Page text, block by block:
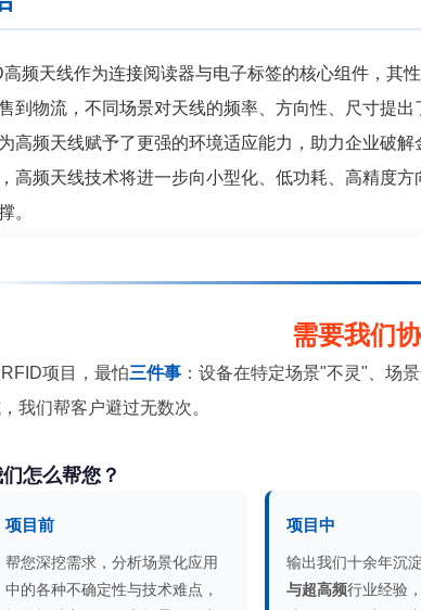
高频天线作为连接阅读器与电子标签的核心组件，其
到物流，不同场景对天线的频率、方向性、尺寸提
高频天线赋予了更强的环境适应能力，助力企业破
高频天线技术将进一步向小型化、低功耗、高精度
。
需要我们
项目，最怕三件事 ：设备在特定场景"不灵"、场
我们帮客户避过无数次。
怎么帮您？
项目前
帮您深挖需求，分析场景化应用
中的各种不确定性与技术难点，
项目中
输出我们十余年沉
与超高频行业经验